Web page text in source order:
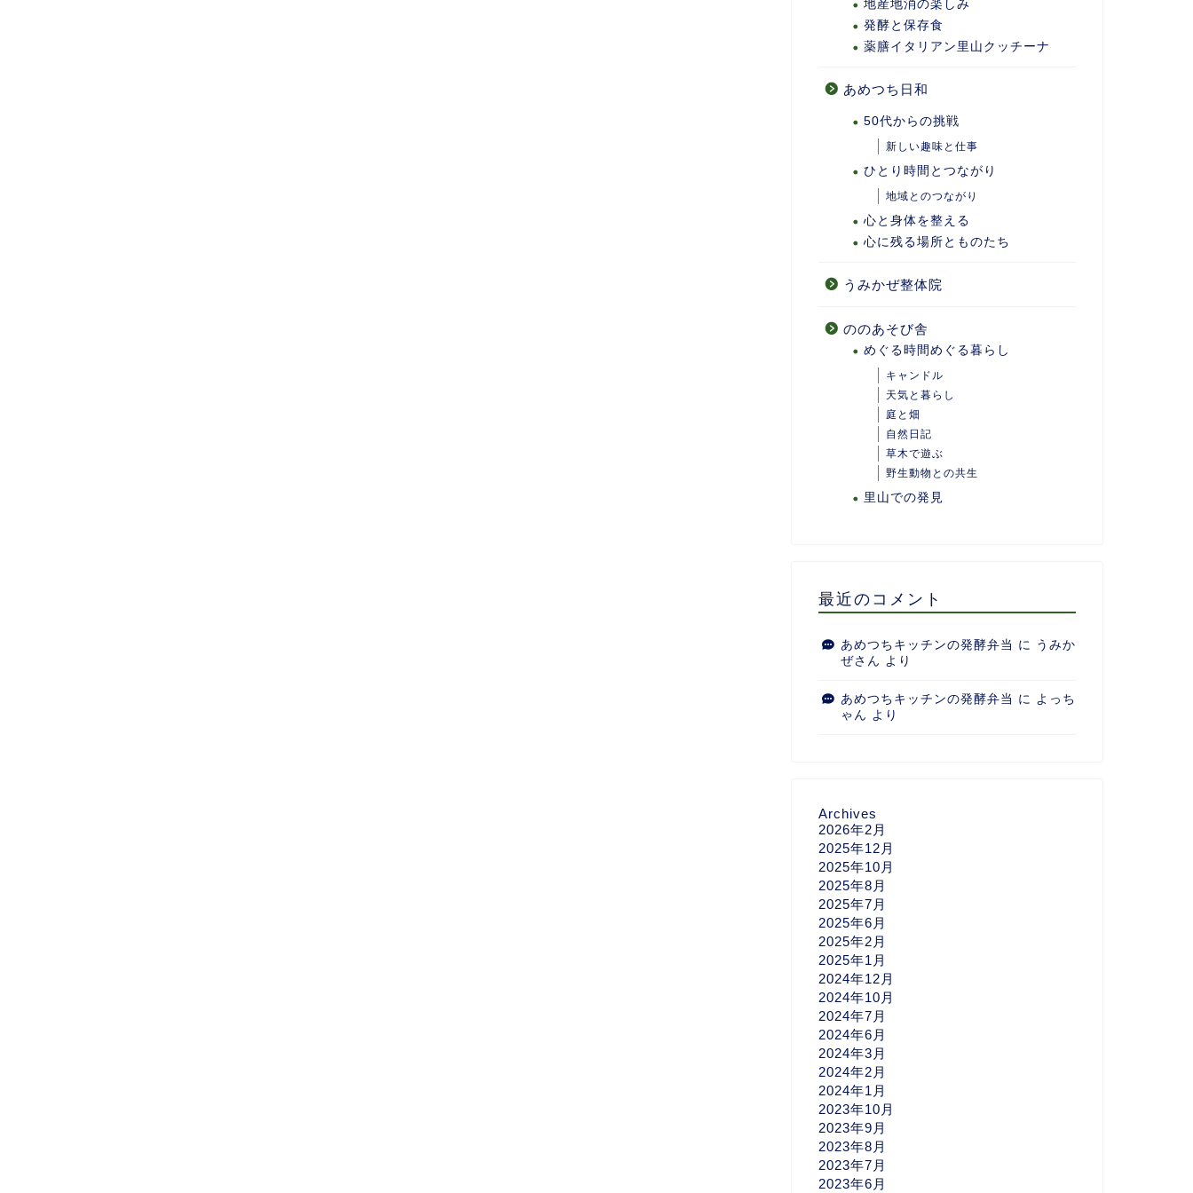
地産地消の楽しみ
発酵と保存食
薬膳イタリアン里山クッチーナ
あめつち日和
50代からの挑戦
新しい趣味と仕事
ひとり時間とつながり
地域とのつながり
心と身体を整える
心に残る場所とものたち
うみかぜ整体院
ののあそび舎
めぐる時間めぐる暮らし
キャンドル
天気と暮らし
庭と畑
自然日記
草木で遊ぶ
野生動物との共生
里山での発見
最近のコメント
あめつちキッチンの発酵弁当 に うみか
ぜさん より
あめつちキッチンの発酵弁当 に よっち
ゃん より
Archives
2026年2月
2025年12月
2025年10月
2025年8月
2025年7月
2025年6月
2025年2月
2025年1月
2024年12月
2024年10月
2024年7月
2024年6月
2024年3月
2024年2月
2024年1月
2023年10月
2023年9月
2023年8月
2023年7月
2023年6月